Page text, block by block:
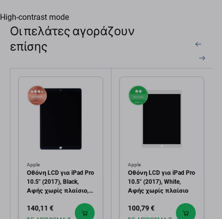
High-contrast mode
Οι πελάτες αγοράζουν
επίσης
Apple
Οθόνη LCD για iPad Pro
10.5" (2017), Black,
Αφής χωρίς πλαίσιο,
140,11 €
Apple
Οθόνη LCD για iPad Pro
10.5" (2017), White,
Αφής χωρίς πλαίσιο
100,79 €